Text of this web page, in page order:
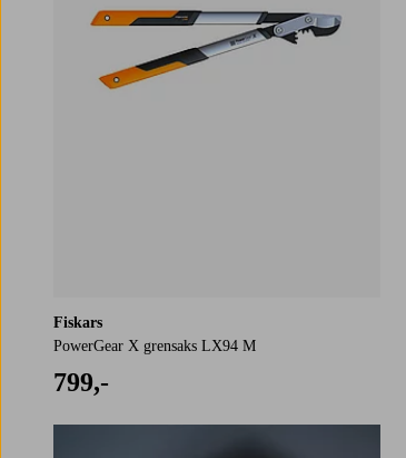
Fiskars
PowerGear X grensaks LX94 M
799,-